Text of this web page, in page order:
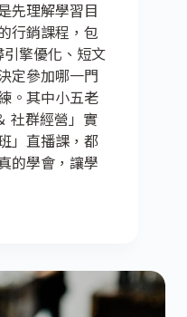
先理解學習目
行銷課程，包
引擎優化、短文
定參加哪一門
。其中小五老
社群經營」實
」直播課，都
的學會，讓學